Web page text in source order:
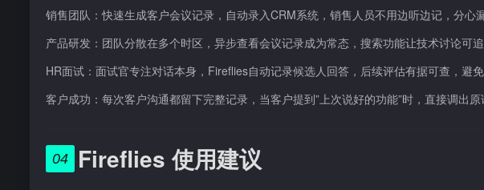
销售团队：快速生成客户会议记录，自动录入CRM系统，销售人员不用边听边记，分心
产品研发：团队分散在多个时区，异步查看会议记录成为常态，搜索功能让技术讨论可追
HR面试：面试官专注对话本身，Fireflies自动记录候选人回答，后续评估有据可查，避免
客户成功：每次客户沟通都留下完整记录，当客户提到”上次说好的功能”时，直接调出原
04 Fireflies 使用建议